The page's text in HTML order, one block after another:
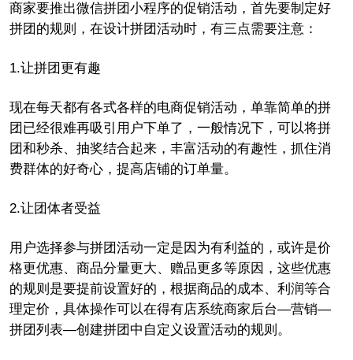
商家要推出微信拼团小程序的促销活动，首先要制定好
拼团的规则，在设计拼团活动时，有三点需要注意：
1.让拼团更有趣
现在每天都有各式各样的电商促销活动，单靠简单的拼
团已经很难再吸引用户下单了，一般情况下，可以将拼
团和秒杀、抽奖结合起来，丰富活动的有趣性，抓住消
费群体的好奇心，提高店铺的订单量。
2.让团体者受益
用户选择参与拼团活动一定是因为有利益的，或许是价
格更优惠、商品分量更大、赠品更多等原因，这些优惠
的规则是要提前设置好的，根据商品的成本、利润等合
理定价，具体操作可以在得有店系统商家后台—营销—
拼团列表—创建拼团中自定义设置活动的规则。